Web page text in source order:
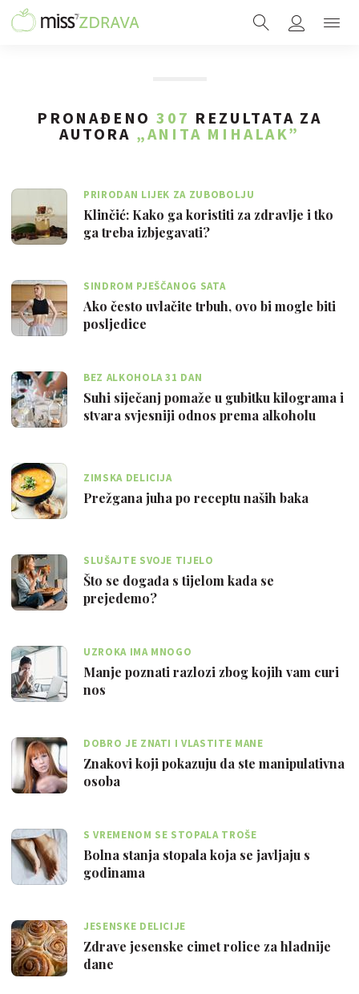
PRONAĐENO307 REZULTATA ZA
AUTORA „ANITA MIHALAK”
PRIRODAN LIJEK ZA ZUBOBOLJU
Klinčić: Kako ga koristiti za zdravlje i tko
ga treba izbjegavati?
SINDROM PJEŠČANOG SATA
Ako često uvlačite trbuh, ovo bi mogle biti
posljedice
BEZ ALKOHOLA 31 DAN
Suhi siječanj pomaže u gubitku kilograma i
stvara svjesniji odnos prema alkoholu
ZIMSKA DELICIJA
Prežgana juha po receptu naših baka
SLUŠAJTE SVOJE TIJELO
Što se događa s tijelom kada se
prejedemo?
UZROKA IMA MNOGO
Manje poznati razlozi zbog kojih vam curi
nos
DOBRO JE ZNATI I VLASTITE MANE
Znakovi koji pokazuju da ste manipulativna
osoba
S VREMENOM SE STOPALA TROŠE
Bolna stanja stopala koja se javljaju s
godinama
JESENSKE DELICIJE
Zdrave jesenske cimet rolice za hladnije
dane